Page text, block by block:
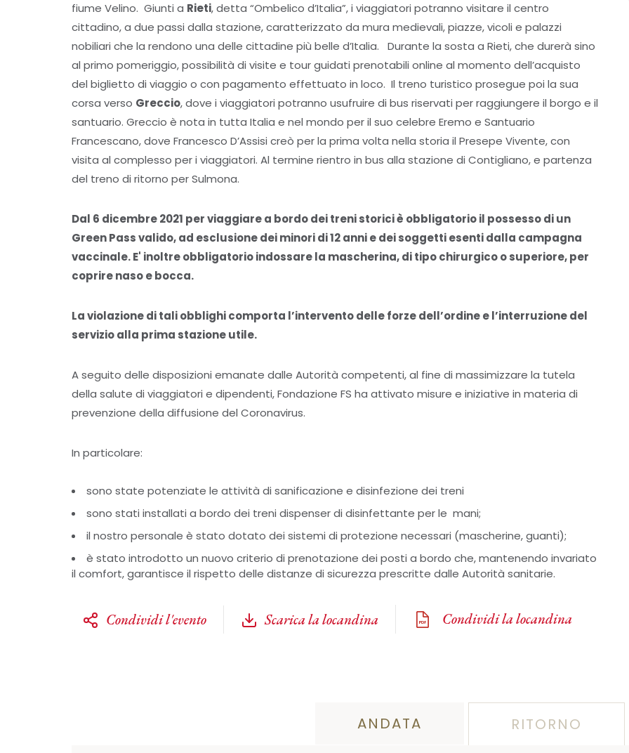
fiume Velino. Giunti a Rieti, detta “Ombelico d’Italia”, i viaggiatori potranno visitare il centro
cittadino, a due passi dalla stazione, caratterizzato da mura medievali, piazze, vicoli e palazzi
nobiliari che la rendono una delle cittadine più belle d’Italia. Durante la sosta a Rieti, che durerà sino
al primo pomeriggio, possibilità di visite e tour guidati prenotabili online al momento dell’acquisto
del biglietto di viaggio o con pagamento effettuato in loco. Il treno turistico prosegue poi la sua
corsa verso Greccio, dove i viaggiatori potranno usufruire di bus riservati per raggiungere il borgo e il
santuario. Greccio è nota in tutta Italia e nel mondo per il suo celebre Eremo e Santuario
Francescano, dove Francesco D’Assisi creò per la prima volta nella storia il Presepe Vivente, con
visita al complesso per i viaggiatori. Al termine rientro in bus alla stazione di Contigliano, e partenza
del treno di ritorno per Sulmona.
Dal 6 dicembre 2021 per viaggiare a bordo dei treni storici è obbligatorio il possesso di un
Green Pass valido, ad esclusione dei minori di 12 anni e dei soggetti esenti dalla campagna
vaccinale. E' inoltre obbligatorio indossare la mascherina, di tipo chirurgico o superiore, per
coprire naso e bocca.
La violazione di tali obblighi comporta l’intervento delle forze dell’ordine e l’interruzione del
servizio alla prima stazione utile.
A seguito delle disposizioni emanate dalle Autorità competenti, al fine di massimizzare la tutela
della salute di viaggiatori e dipendenti, Fondazione FS ha attivato misure e iniziative in materia di
prevenzione della diffusione del Coronavirus.
In particolare:
sono state potenziate le attività di sanificazione e disinfezione dei treni
sono stati installati a bordo dei treni dispenser di disinfettante per le mani;
il nostro personale è stato dotato dei sistemi di protezione necessari (mascherine, guanti);
è stato introdotto un nuovo criterio di prenotazione dei posti a bordo che, mantenendo invariato
il comfort, garantisce il rispetto delle distanze di sicurezza prescritte dalle Autorità sanitarie.
Condividi l'evento Scarica la locandina Condividi la locandina
ANDATA RITORNO